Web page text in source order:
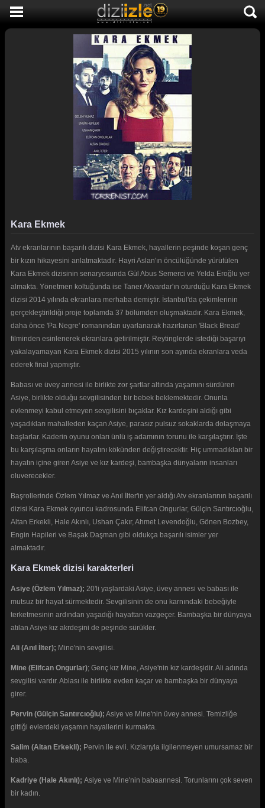
SON EKLENEN DİZİLER
GENÇLİK
DİZİ HABERLERİ
Kara Ekmek
Atv ekranlarının başarılı dizisi Kara Ekmek, hayallerin peşinde koşan genç
bir kızın hikayesini anlatmaktadır. Hayri Aslan'ın öncülüğünde yürütülen
Kara Ekmek dizisinin senaryosunda Gül Abus Semerci ve Yelda Eroğlu yer
almakta. Yönetmen koltuğunda ise Taner Akvardar'ın oturduğu Kara Ekmek
dizisi 2014 yılında ekranlara merhaba demiştir. İstanbul'da çekimlerinin
gerçekleştirildiği proje toplamda 37 bölümden oluşmaktadır. Kara Ekmek,
daha önce 'Pa Negre' romanından uyarlanarak hazırlanan 'Black Bread'
filminden esinlenerek ekranlara getirilmiştir. Reytinglerde istediği başarıyı
yakalayamayan Kara Ekmek dizisi 2015 yılının son ayında ekranlara veda
ederek final yapmıştır.
Babası ve üvey annesi ile birlikte zor şartlar altında yaşamını sürdüren
Asiye, birlikte olduğu sevgilisinden bir bebek beklemektedir. Onunla
evlenmeyi kabul etmeyen sevgilisini bıçaklar. Kız kardeşini aldığı gibi
yaşadıkları mahalleden kaçan Asiye, parasız pulsuz sokaklarda dolaşmaya
başlarlar. Kaderin oyunu onları ünlü iş adamının torunu ile karşılaştırır. İşte
bu karşılaşma onların hayatını kökünden değiştirecektir. Hiç ummadıkları bir
hayatın içine giren Asiye ve kız kardeşi, bambaşka dünyaların insanları
oluverecekler.
Başrollerinde Özlem Yılmaz ve Anıl İlter'in yer aldığı Atv ekranlarının başarılı
dizisi Kara Ekmek oyuncu kadrosunda Elifcan Ongurlar, Gülçin Santırcıoğlu,
Altan Erkekli, Hale Akınlı, Ushan Çakır, Ahmet Levendoğlu, Gönen Bozbey,
Engin Hapileri ve Başak Daşman gibi oldukça başarılı isimler yer
almaktadır.
Kara Ekmek dizisi karakterleri
Asiye (Özlem Yılmaz); 20'li yaşlardaki Asiye, üvey annesi ve babası ile
mutsuz bir hayat sürmektedir. Sevgilisinin de onu karnındaki bebeğiyle
terketmesinin ardından yaşadığı hayattan vazgeçer. Bambaşka bir dünyaya
atılan Asiye kız akrdeşini de peşinde sürükler.
Ali (Anıl İlter); Mine'nin sevgilisi.
Mine (Elifcan Ongurlar); Genç kız Mine, Asiye'nin kız kardeşidir. Ali adında
sevgilisi vardır. Ablası ile birlikte evden kaçar ve bambaşka bir dünyaya
girer.
Pervin (Gülçin Santırcıoğlu); Asiye ve Mine'nin üvey annesi. Temizliğe
gittiği evlerdeki yaşamın hayallerini kurmakta.
Salim (Altan Erkekli); Pervin ile evli. Kızlarıyla ilgilenmeyen umursamaz bir
baba.
Kadriye (Hale Akınlı); Asiye ve Mine'nin babaannesi. Torunlarını çok seven
bir kadın.